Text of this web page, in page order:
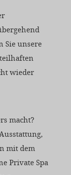
Sie unsere
wieder
macht?
mit dem
Private Spa